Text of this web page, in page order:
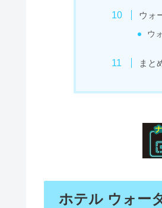
ウォ
ウ
まと
ホテル ウォー